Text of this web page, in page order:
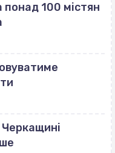
понад 100 містян
Черкащині